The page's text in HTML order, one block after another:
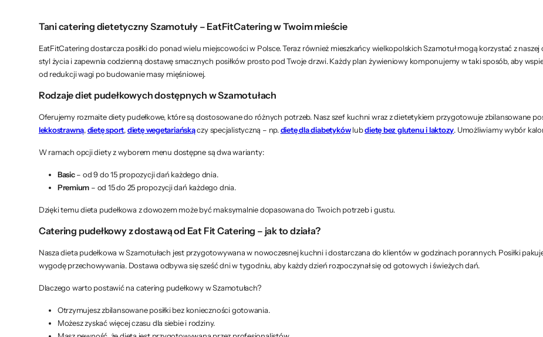
Tani catering dietetyczny Szamotuły – EatFitCatering w Twoim mieście
EatFitCatering dostarcza posiłki do ponad wielu miejscowości w Polsce. Teraz również mieszkańcy wielkopolskich Szamotuł mogą korzystać z
styl życia i zapewnia codzienną dostawę smacznych posiłków prosto pod Twoje drzwi. Każdy plan żywieniowy komponujemy w taki sposób, aby
od redukcji wagi po budowanie masy mięśniowej.
Rodzaje diet pudełkowych dostępnych w Szamotułach
Oferujemy rozmaite diety pudełkowe, które są dostosowane do różnych potrzeb. Nasz szef kuchni wraz z dietetykiem przygotowuje zbilansowane
lekkostrawną,dietę sport,dietę wegetariańskączy specjalistyczną – np.dietę dla diabetykówlubdietę bez glutenu i laktozy. Umożliwiamy wybór
W ramach opcji diety z wyborem menu dostępne są dwa warianty:
Basic– od 9 do 15 propozycji dań każdego dnia.
Premium – od 15 do 25 propozycji dań każdego dnia.
Dzięki temu dieta pudełkowa z dowozem może być maksymalnie dopasowana do Twoich potrzeb i gustu.
Catering pudełkowy z dostawą od Eat Fit Catering – jak to działa?
Nasza dieta pudełkowa w Szamotułach jest przygotowywana w nowoczesnej kuchni i dostarczana do klientów w godzinach porannych. Posiłki
wygodę przechowywania. Dostawa odbywa się sześć dni w tygodniu, aby każdy dzień rozpoczynał się od gotowych i świeżych dań.
Dlaczego warto postawić na catering pudełkowy w Szamotułach?
Otrzymujesz zbilansowane posiłki bez konieczności gotowania.
Możesz zyskać więcej czasu dla siebie i rodziny.